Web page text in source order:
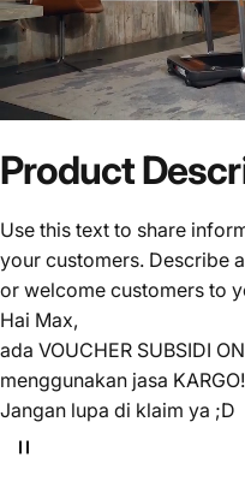
Product
Use this text to share
your customers. Describe
or welcome customers to
Hai Max,
ada VOUCHER SUBSIDI
menggunakan jasa
Jangan lupa di klaim ya ;D